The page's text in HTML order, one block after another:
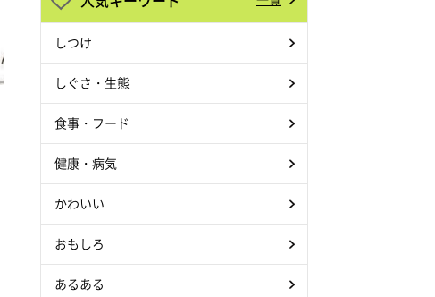
しつけ
しぐさ・生態
食事・フード
健康・病気
かわいい
おもしろ
あるある